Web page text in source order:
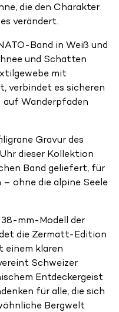
die den Charakter
verändert.
Band in Weiß und
und Schatten
mit
verbindet es sicheren
Wanderpfaden
Gravur des
dieser Kollektion
Band geliefert, für
ohne die alpine Seele
mm-Modell der
die Zermatt-Edition
einem klaren
Schweizer
Entdeckergeist
für alle, die sich
Bergwelt